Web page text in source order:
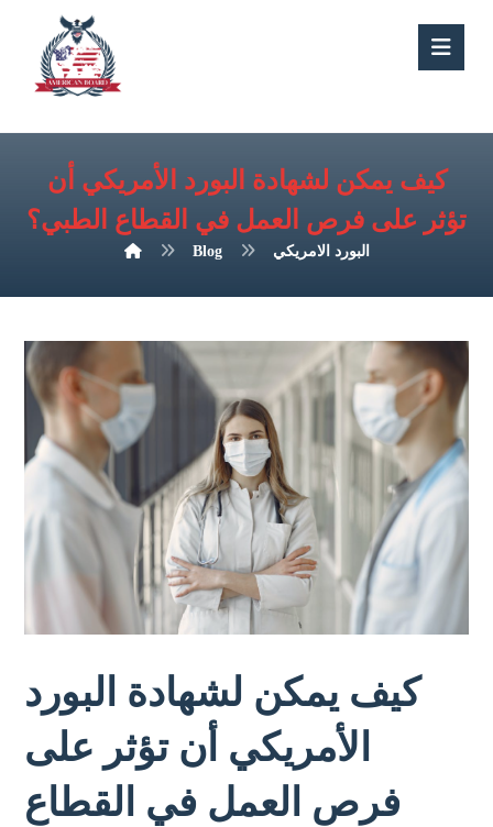
كيف يمكن لشهادة البورد الأمريكي أن
تؤثر على فرص العمل في القطاع الطبي؟
Blog البورد الامريكي
كيف يمكن لشهادة البورد
الأمريكي أن تؤثر على
فرص العمل في القطاع